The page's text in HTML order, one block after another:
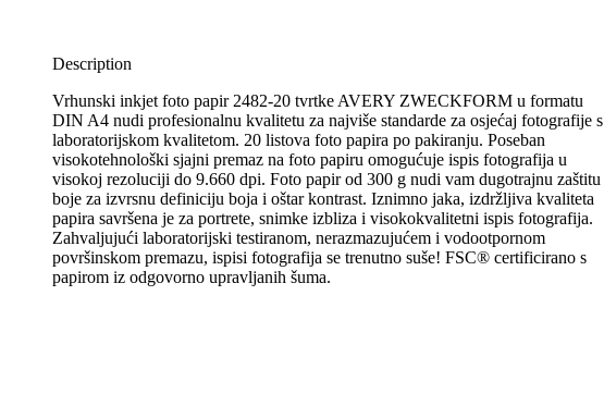
Description
Vrhunski inkjet foto papir 2482-20 tvrtke AVERY ZWECKFORM u formatu
DIN A4 nudi profesionalnu kvalitetu za najviše standarde za osjećaj fotografije s
laboratorijskom kvalitetom. 20 listova foto papira po pakiranju. Poseban
visokotehnološki sjajni premaz na foto papiru omogućuje ispis fotografija u
visokoj rezoluciji do 9.660 dpi. Foto papir od 300 g nudi vam dugotrajnu zaštitu
boje za izvrsnu definiciju boja i oštar kontrast. Iznimno jaka, izdržljiva kvaliteta
papira savršena je za portrete, snimke izbliza i visokokvalitetni ispis fotografija.
Zahvaljujući laboratorijski testiranom, nerazmazujućem i vodootpornom
površinskom premazu, ispisi fotografija se trenutno suše! FSC® certificirano s
papirom iz odgovorno upravljanih šuma.